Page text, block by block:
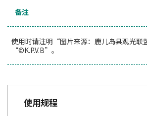
备注
使用时请注明“图片来源：鹿儿岛县观光
“©K.P.V.B”。
使用规程